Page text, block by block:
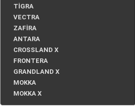
TİGRA
VECTRA
ZAFİRA
ANTARA
CROSSLAND X
FRONTERA
GRANDLAND X
MOKKA
MOKKA X